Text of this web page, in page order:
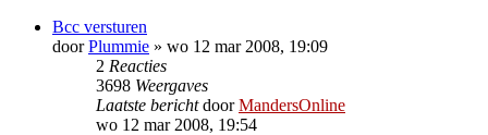
Bcc versturen
doorPlummie » wo 12 mar 2008, 19:09
2 Reacties
3698 Weergaves
Laatste berichtdoorMandersOnline
wo 12 mar 2008, 19:54